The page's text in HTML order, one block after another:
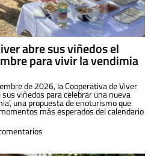
abre sus viñedos el
para vivir la vendimia
de 2026, la Cooperativa de Viver
viñedos para celebrar una nueva
una propuesta de enoturismo que
más esperados del calendario